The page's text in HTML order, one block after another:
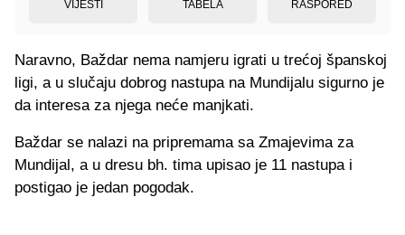
VIJESTI TABELA RASPORED
Naravno, Baždar nema namjeru igrati u trećoj španskoj
ligi, a u slučaju dobrog nastupa na Mundijalu sigurno je
da interesa za njega neće manjkati.
Baždar se nalazi na pripremama sa Zmajevima za
Mundijal, a u dresu bh. tima upisao je 11 nastupa i
postigao je jedan pogodak.